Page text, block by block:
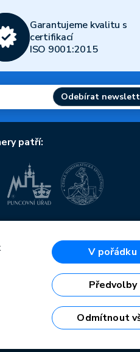
Garantujeme kvalitu s
certifikací
ISO 9001:2015
Odebírat
patří:
a inovace pro konkurenceschopnost
fond pro regionální rozvoj
do vaší budoucnosti
V pořádku
Předvolby
Odmítnout